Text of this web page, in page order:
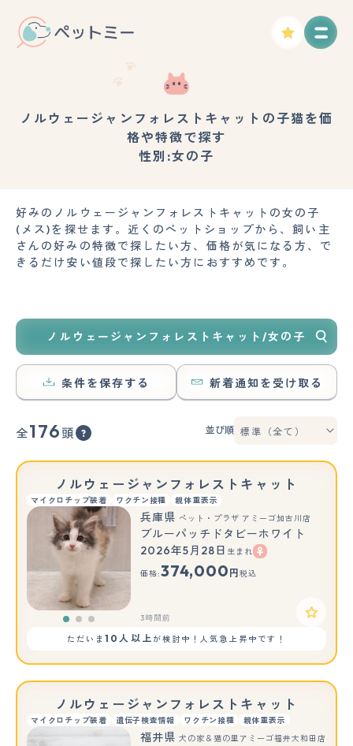
ノルウェージャンフォレストキャットの子猫を価
格や特徴で探す
性別:女の子
好みのノルウェージャンフォレストキャットの女の子
(メス)を探せます。近くのペットショップから、飼い主
さんの好みの特徴で探したい方、価格が気になる方、で
きるだけ安い値段で探したい方におすすめです。
ノルウェージャンフォレストキャット/女の子
条件を保存する 新着通知を受け取る
全176 頭 並び順
ノルウェージャンフォレストキャット
マイクロチップ装着 ワクチン接種 親体重表示
もっと見る
兵庫県 ペット・プラザ アミーゴ加古川店
ブルーパッチドタビーホワイト
2026年5月28日 生まれ
価格:374,000 円 税込
3時間前
ただいま10人以上が検討中！人気急上昇中です！
ノルウェージャンフォレストキャット
マイクロチップ装着 遺伝子検査情報 ワクチン接種 親体重表示
福井県 犬の家＆猫の里アミーゴ福井大和田店